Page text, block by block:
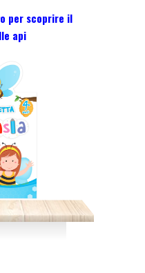
per scoprire il
api